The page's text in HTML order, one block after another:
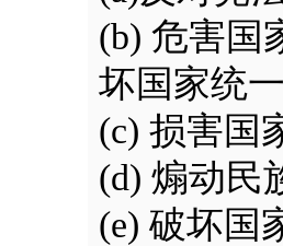
(b) 危害国
坏国家统一
(c) 损害国
(d) 煽动民
(e) 破坏国